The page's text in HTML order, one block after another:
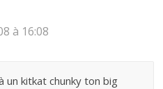
à 16:08
kitkat chunky ton big